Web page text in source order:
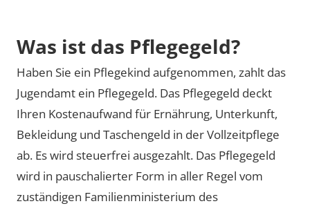
Was ist das Pflegegeld?
Haben Sie ein Pflegekind aufgenommen, zahlt das
Jugendamt ein Pflegegeld. Das Pflegegeld deckt
Ihren Kostenaufwand für Ernährung, Unterkunft,
Bekleidung und Taschengeld in der Vollzeitpflege
ab. Es wird steuerfrei ausgezahlt. Das Pflegegeld
wird in pauschalierter Form in aller Regel vom
zuständigen Familienministerium des